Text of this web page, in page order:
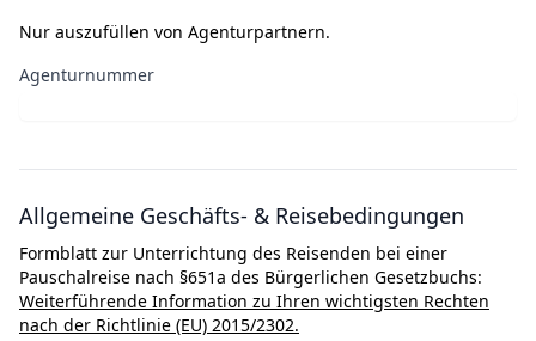
Nur auszufüllen von Agenturpartnern.
Agenturnummer
Allgemeine Geschäfts- & Reisebedingungen
Formblatt zur Unterrichtung des Reisenden bei einer
Pauschalreise nach §651a des Bürgerlichen Gesetzbuchs:
Weiterführende Information zu Ihren wichtigsten Rechten
nach der Richtlinie (EU) 2015/2302.